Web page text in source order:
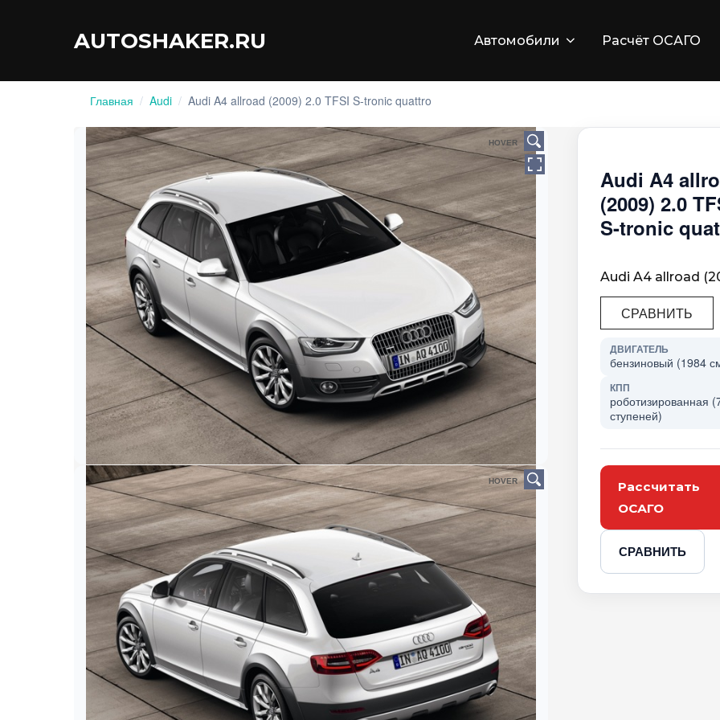
AUTOSHAKER.RU Автомобили Расчёт ОСАГО
Главная / Audi / Audi A4 allroad (2009) 2.0 TFSI S-tronic quattro
HOVER
HOVER
Audi A4
(2009) 2.0
S-tronic
Audi A4 allroad
СРАВНИТЬ
ДВИГАТЕЛЬ
бензиновый (1984
КПП
роботизированная
ступеней)
Рассчитать
ОСАГО
СРАВНИТЬ